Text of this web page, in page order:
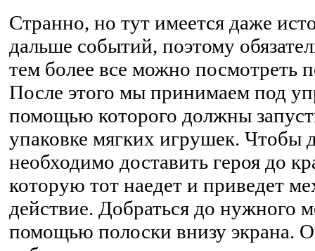
Странно, но тут имеется даже
дальше событий, поэтому
тем более все можно посмотреть
После этого мы принимаем под
помощью которого должны
упаковке мягких игрушек. Чтобы
необходимо доставить героя до
которую тот наедет и приведет
действие. Добраться до нужного
помощью полоски внизу экрана.